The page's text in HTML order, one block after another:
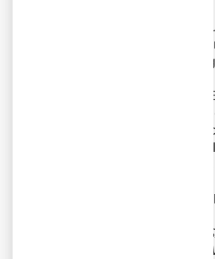
L’utilisation d’autres
temps que BISACODYL EG
mg, comprimé enrobé
peut augmenter les effets
Ce médicament NE DOIT
PAS ETRE UTILISE, sauf
votre médecin en
l'amiodarone, le
les quinidiniques, le
bépridil, l'érythromycine
pentamidine, le
EN CAS DE DOUTE NE PAS
DEMANDER L'AVIS DE